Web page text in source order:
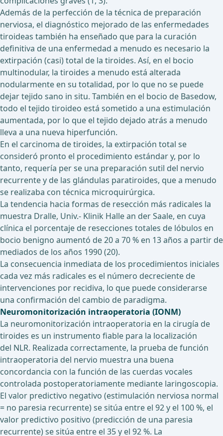
Además de la perfección de la técnica de preparación
nerviosa, el diagnóstico mejorado de las enfermedades
tiroideas también ha enseñado que para la curación
definitiva de una enfermedad a menudo es necesario la
extirpación (casi) total de la tiroides. Así, en el bocio
multinodular, la tiroides a menudo está alterada
nodularmente en su totalidad, por lo que no se puede
dejar tejido sano in situ. También en el bocio de Basedow,
todo el tejido tiroideo está sometido a una estimulación
aumentada, por lo que el tejido dejado atrás a menudo
lleva a una nueva hiperfunción.
En el carcinoma de tiroides, la extirpación total se
consideró pronto el procedimiento estándar y, por lo
tanto, requería per se una preparación sutil del nervio
recurrente y de las glándulas paratiroides, que a menudo
se realizaba con técnica microquirúrgica.
La tendencia hacia formas de resección más radicales la
muestra Dralle, Univ.- Klinik Halle an der Saale, en cuya
clínica el porcentaje de resecciones totales de lóbulos en
bocio benigno aumentó de 20 a 70 % en 13 años a partir de
mediados de los años 1990 (20).
La consecuencia inmediata de los procedimientos iniciales
cada vez más radicales es el número decreciente de
intervenciones por recidiva, lo que puede considerarse
una confirmación del cambio de paradigma.
Neuromonitorización intraoperatoria (IONM)
La neuromonitorización intraoperatoria en la cirugía de
tiroides es un instrumento fiable para la localización
del NLR. Realizada correctamente, la prueba de función
intraoperatoria del nervio muestra una buena
concordancia con la función de las cuerdas vocales
controlada postoperatoriamente mediante laringoscopia.
El valor predictivo negativo (estimulación nerviosa normal
= no paresia recurrente) se sitúa entre el 92 y el 100 %, el
valor predictivo positivo (predicción de una paresia
recurrente) se sitúa entre el 35 y el 92 %. La